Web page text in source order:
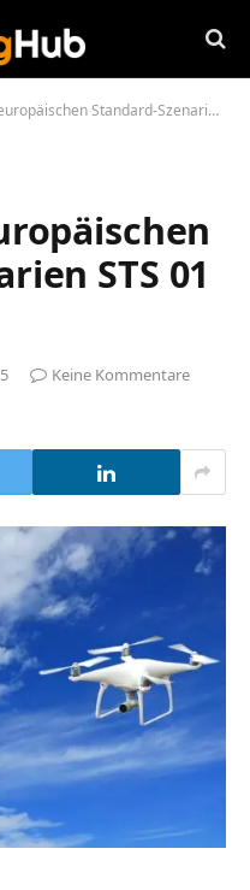
Standard-Szenarien STS 01 und STS 02?
STS 01
Keine Kommentare